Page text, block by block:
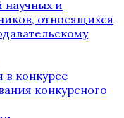
научных и
относящихся
в конкурсе
конкурсного